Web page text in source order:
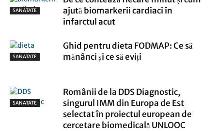
SANATATE
ajută biomarkerii cardiaci în
infarctul acut
SANATATE
Ghid pentru dieta FODMAP: Ce să
mănânci și ce să eviți
SANATATE
Românii de la DDS Diagnostic,
singurul IMM din Europa de Est
selectat în proiectul european de
cercetare biomedicală UNLOOC